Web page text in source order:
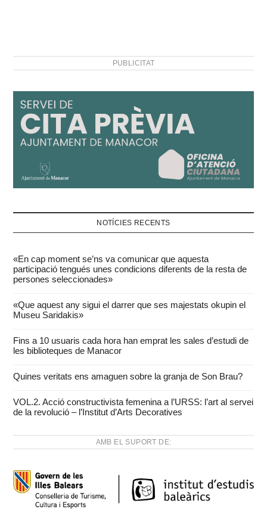
PUBLICITAT
NOTÍCIES RECENTS
«En cap moment se’ns va comunicar que aquesta
participació tengués unes condicions diferents de la resta de
persones seleccionades»
«Que aquest any sigui el darrer que ses majestats okupin el
Museu Saridakis»
Fins a 10 usuaris cada hora han emprat les sales d’estudi de
les biblioteques de Manacor
Quines veritats ens amaguen sobre la granja de Son Brau?
VOL.2. Acció constructivista femenina a l’URSS: l’art al servei
de la revolució – l’Institut d’Arts Decoratives
AMB EL SUPORT DE: